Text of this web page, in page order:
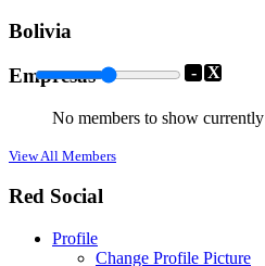
Bolivia
- X
Empresas
No members to show currently
View All Members
Red Social
Profile
Change Profile Picture